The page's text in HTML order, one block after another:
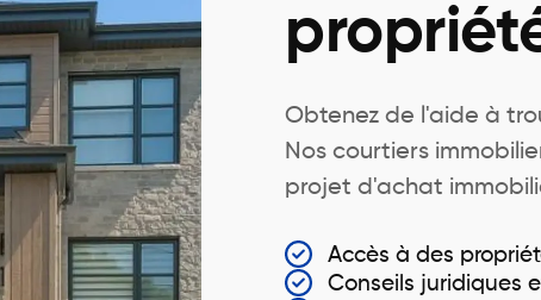
Obtenez de l'aide à
Nos courtiers
projet d'achat
Accès à des
Conseils juridiques